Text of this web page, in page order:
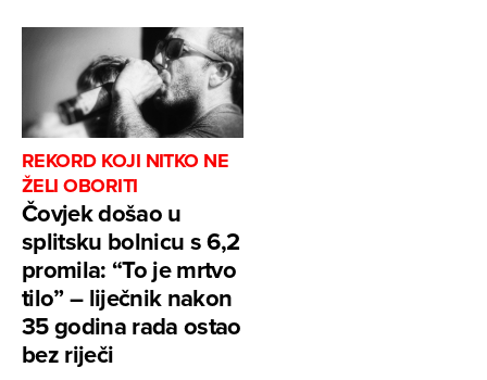
REKORD KOJI NITKO NE
ŽELI OBORITI
Čovjek došao u
splitsku bolnicu s 6,2
promila: “To je mrtvo
tilo” – liječnik nakon
35 godina rada ostao
bez riječi